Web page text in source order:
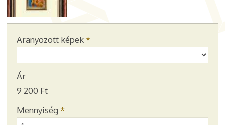
Aranyozott képek *
Ár
9 200 Ft
Mennyiség *